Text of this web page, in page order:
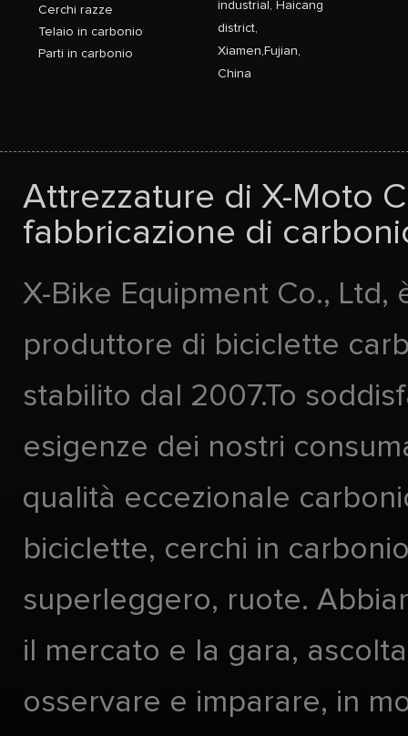
Cerchi razze
Telaio in carbonio
Parti in carbonio
industrial, Haicang
district,
Xiamen,Fujian,
China
Attrezzature di X-Moto
fabbricazione di
X-Bike Equipment Co., Ltd,
produttore di biciclette
stabilito dal 2007.To
esigenze dei nostri
qualità eccezionale
biciclette, cerchi in
superleggero, ruote.
il mercato e la gara,
osservare e imparare, in